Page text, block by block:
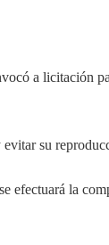
a licitación
su
la